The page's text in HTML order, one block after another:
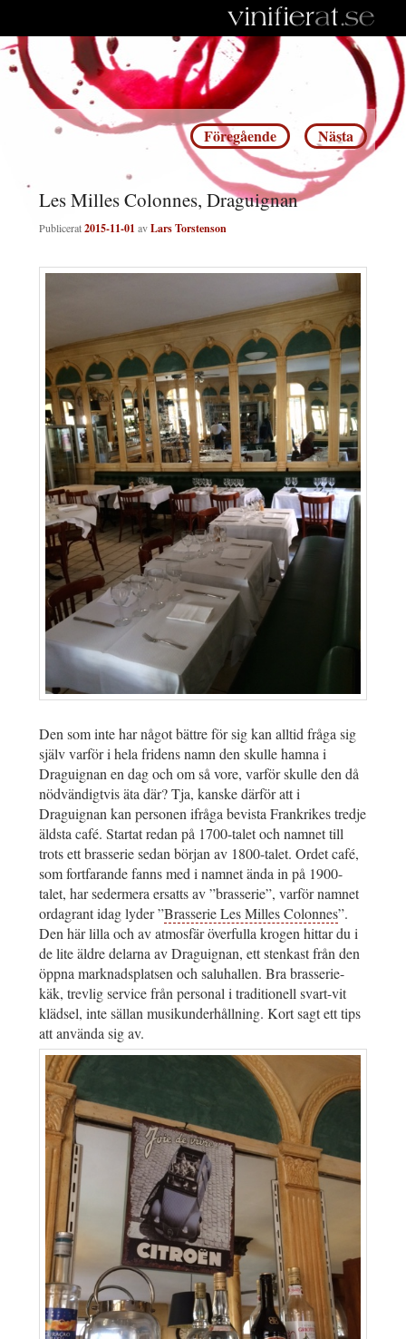
Inläggsnavigering
Föregående Nästa
Les Milles Colonnes, Draguignan
Publicerat2015-11-01 avLars Torstenson
Den som inte har något bättre för sig kan alltid fråga sig
själv varför i hela fridens namn den skulle hamna i
Draguignan en dag och om så vore, varför skulle den då
nödvändigtvis äta där? Tja, kanske därför att i
Draguignan kan personen ifråga bevista Frankrikes tredje
äldsta café. Startat redan på 1700-talet och namnet till
trots ett brasserie sedan början av 1800-talet. Ordet café,
som fortfarande fanns med i namnet ända in på 1900-
talet, har sedermera ersatts av ”brasserie”, varför namnet
ordagrant idag lyder ”Brasserie Les Milles Colonnes”.
Den här lilla och av atmosfär överfulla krogen hittar du i
de lite äldre delarna av Draguignan, ett stenkast från den
öppna marknadsplatsen och saluhallen. Bra brasserie-
käk, trevlig service från personal i traditionell svart-vit
klädsel, inte sällan musikunderhållning. Kort sagt ett tips
att använda sig av.